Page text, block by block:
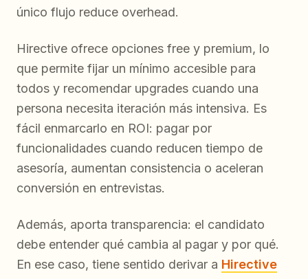
único flujo reduce overhead.
Hirective ofrece opciones free y premium, lo
que permite fijar un mínimo accesible para
todos y recomendar upgrades cuando una
persona necesita iteración más intensiva. Es
fácil enmarcarlo en ROI: pagar por
funcionalidades cuando reducen tiempo de
asesoría, aumentan consistencia o aceleran
conversión en entrevistas.
Además, aporta transparencia: el candidato
debe entender qué cambia al pagar y por qué.
En ese caso, tiene sentido derivar a Hirective